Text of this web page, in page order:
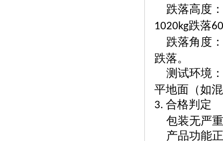
跌落高度
1020kg跌落
跌落角度
跌落。
测试环境
平地面（如
3. 合格判定
包装无严
产品功能